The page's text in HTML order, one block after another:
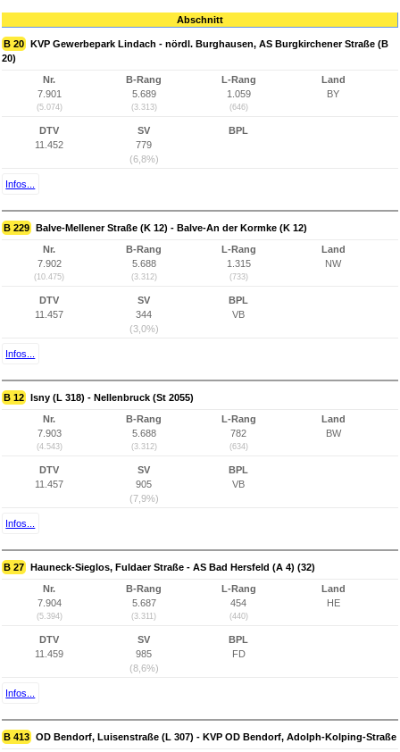
Abschnitt
B 20 KVP Gewerbepark Lindach - nördl. Burghausen, AS Burgkirchener Straße (B
20)
Nr.
7.901
(5.074)
B-Rang
5.689
(3.313)
L-Rang
1.059
(646)
Land
BY
DTV
11.452
SV
779
(6,8%)
BPL
Infos...
B 229 Balve-Mellener Straße (K 12) - Balve-An der Kormke (K 12)
Nr.
7.902
(10.475)
B-Rang
5.688
(3.312)
L-Rang
1.315
(733)
Land
NW
DTV
11.457
SV
344
(3,0%)
BPL
VB
Infos...
B 12 Isny (L 318) - Nellenbruck (St 2055)
Nr.
7.903
(4.543)
B-Rang
5.688
(3.312)
L-Rang
782
(634)
Land
BW
DTV
11.457
SV
905
(7,9%)
BPL
VB
Infos...
B 27 Hauneck-Sieglos, Fuldaer Straße - AS Bad Hersfeld (A 4) (32)
Nr.
7.904
(5.394)
B-Rang
5.687
(3.311)
L-Rang
454
(440)
Land
HE
DTV
11.459
SV
985
(8,6%)
BPL
FD
Infos...
B 413 OD Bendorf, Luisenstraße (L 307) - KVP OD Bendorf, Adolph-Kolping-Straße